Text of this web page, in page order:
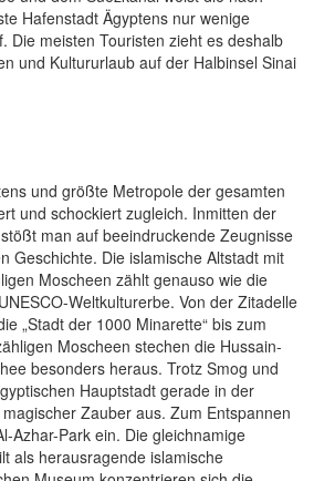
Hafenstadt Ägyptens nur wenige
Die meisten Touristen zieht es deshalb
und Kultururlaub auf der Halbinsel Sinai
und größte Metropole der gesamten
und schockiert zugleich. Inmitten der
man auf beeindruckende Zeugnisse
Geschichte. Die islamische Altstadt mit
Moscheen zählt genauso wie die
Weltkulturerbe. Von der Zitadelle
„Stadt der 1000 Minarette“ bis zum
Moscheen stechen die Hussain-
besonders heraus. Trotz Smog und
Hauptstadt gerade in der
Zauber aus. Zum Entspannen
Azhar-Park ein. Die gleichnamige
als herausragende islamische